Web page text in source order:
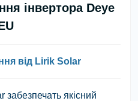
інвертора Deye
від Lirik Solar
забезпечать якісний